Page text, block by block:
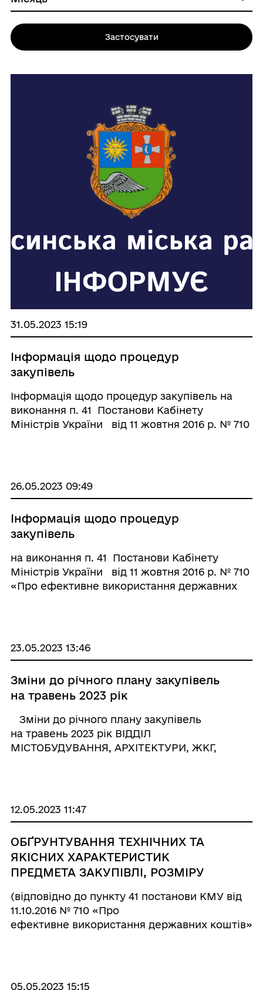
31.05.2023 15:19
Інформація щодо процедур
закупівель
Інформація щодо процедур закупівель на
виконання п. 41 Постанови Кабінету
Міністрів України від 11 жовтня 2016 р. № 710
26.05.2023 09:49
Інформація щодо процедур
закупівель
на виконання п. 41 Постанови Кабінету
Міністрів України від 11 жовтня 2016 р. № 710
«Про ефективне використання державних
23.05.2023 13:46
Зміни до річного плану закупівель
на травень 2023 рік
Зміни до річного плану закупівель
на травень 2023 рік ВІДДІЛ
МІСТОБУДУВАННЯ, АРХІТЕКТУРИ, ЖКГ,
закупівлі ...
12.05.2023 11:47
ОБҐРУНТУВАННЯ ТЕХНІЧНИХ ТА
ЯКІСНИХ ХАРАКТЕРИСТИК
ПРЕДМЕТА ЗАКУПІВЛІ, РОЗМІРУ
ОЧІКУВАНОЇ ВАРТОСТІ ПРЕДМЕТА
ЗАКУПІВЛІ
(відповідно до пункту 41 постанови КМУ від
11.10.2016 № 710 «Про
ефективне використання державних коштів»)
05.05.2023 15:15
Застосувати